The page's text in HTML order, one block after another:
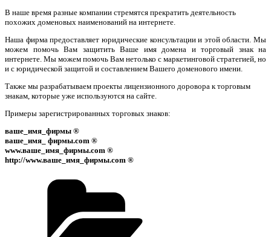
В наше время разные компании стремятся прекратить деятельность
похожих доменовых наименований на интернете.
Наша фирма предоставляет юридические консультации и этой области. Мы
можем помочь Вам защитить Ваше имя домена и торговый знак на
интернете. Мы можем помочь Вам нетолько с маркетинговой стратегией, но
и с юридической защитой и составлением Вашего доменового имени.
Также мы разрабатываем проекты лицензионного доровора к торговым
знакам, которые уже используются на сайте.
Примеры зарегистрированных торговых знаков:
ваше_имя_фирмы ®
ваше_имя_ фирмы.com ®
www.ваше_имя_фирмы.com ®
http://www.ваше_имя_фирмы.com ®